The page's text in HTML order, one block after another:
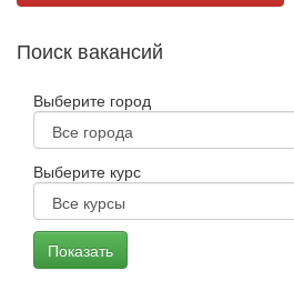
Поиск вакансий
Выберите город
Выберите курс